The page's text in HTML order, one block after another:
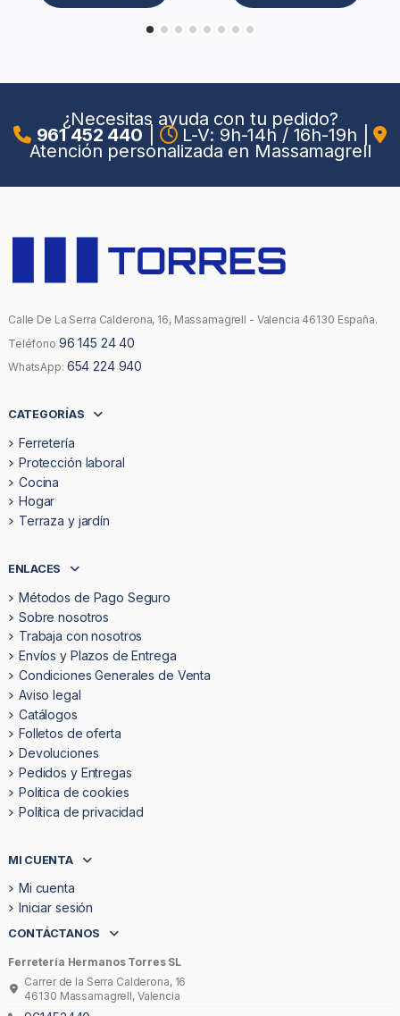
¿Necesitas ayuda con tu pedido?
961 452 440 L-V: 9h-14h / 16h-19h
Atención personalizada en Massamagrell
Calle De La Serra Calderona, 16, Massamagrell - Valencia 46130 España.
Teléfono 96 145 24 40
WhatsApp: 654 224 940
CATEGORÍAS
Ferretería
Protección laboral
Cocina
Hogar
Terraza y jardín
ENLACES
Métodos de Pago Seguro
Sobre nosotros
Trabaja con nosotros
Envíos y Plazos de Entrega
Condiciones Generales de Venta
Aviso legal
Catálogos
Folletos de oferta
Devoluciones
Pedidos y Entregas
Politica de cookies
Política de privacidad
MI CUENTA
Mi cuenta
Iniciar sesión
CONTÁCTANOS
Ferretería Hermanos Torres SL
Carrer de la Serra Calderona, 16
46130 Massamagrell, Valencia